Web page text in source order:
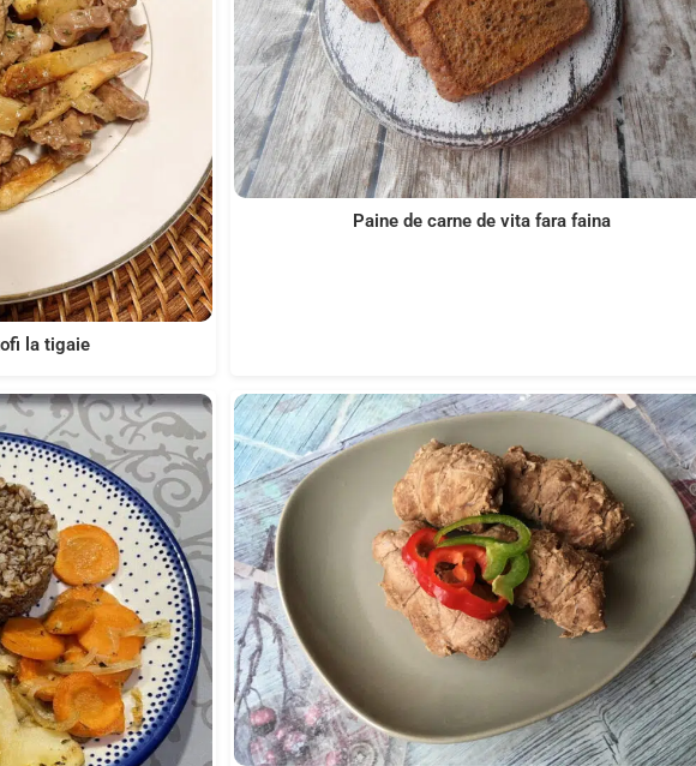
la tigaie
Paine de carne de vita fara faina